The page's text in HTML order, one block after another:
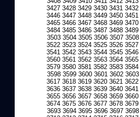
3427 3428 3429 3430 3431 3432
3446 3447 3448 3449 3450 3451
3465 3466 3467 3468 3469 3470
3484 3485 3486 3487 3488 3489
3503 3504 3505 3506 3507 3508
3522 3523 3524 3525 3526 3527
3541 3542 3543 3544 3545 3546
3560 3561 3562 3563 3564 3565
3579 3580 3581 3582 3583 3584
3598 3599 3600 3601 3602 3603
3617 3618 3619 3620 3621 3622
3636 3637 3638 3639 3640 3641
3655 3656 3657 3658 3659 3660
3674 3675 3676 3677 3678 3679
3693 3694 3695 3696 3697 3698